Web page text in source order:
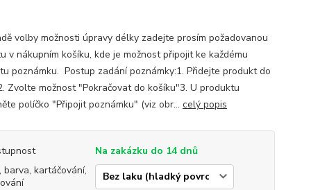
volby možnosti úpravy délky zadejte prosím požadovanou
v nákupním košíku, kde je možnost připojit ke každému
poznámku. Postup zadání poznámky:1. Přidejte produkt do
Zvolte možnost "Pokračovat do košíku"3. U produktu
políčko "Připojit poznámku" (viz obr... celý popis
Na zakázku do 14 dnů
barva, kartáčování,